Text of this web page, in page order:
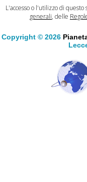
L'accesso o l'utilizzo di
generali, delle
Copyright © 2026